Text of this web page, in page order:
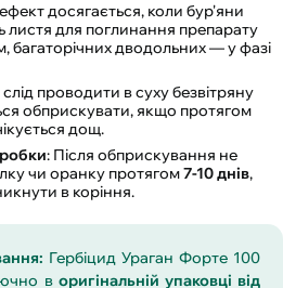
досягається, коли бур'яни
листя для поглинання препарату
багаторічних дводольних — у фазі
проводити в суху безвітряну
обприскувати, якщо протягом
дощ.
: Після обприскування не
чи оранку протягом7-10 днів,
в коріння.
Гербіцид Ураган Форте 100
в оригінальній упаковці від